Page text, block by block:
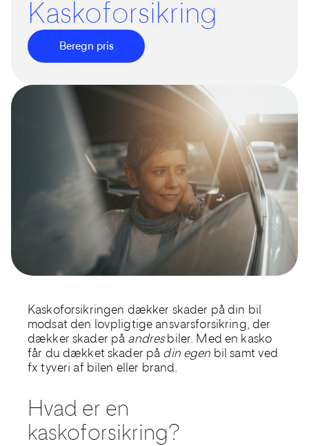
Kaskoforsikring
Beregn pris
Kaskoforsikringen dækker skader på din bil
modsat den lovpligtige ansvarsforsikring, der
dækker skader på andresbiler. Med en kasko
får du dækket skader på din egen bil samt ved
fx tyveri af bilen eller brand.
Hvad er en
kaskoforsikring?